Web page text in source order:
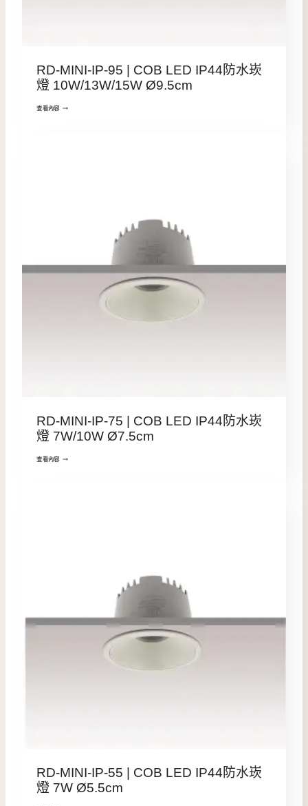
RD-MINI-IP-95 | COB LED IP44防水崁
燈 10W/13W/15W Ø9.5cm
查看內容
RD-MINI-IP-75 | COB LED IP44防水崁
燈 7W/10W Ø7.5cm
查看內容
RD-MINI-IP-55 | COB LED IP44防水崁
燈 7W Ø5.5cm